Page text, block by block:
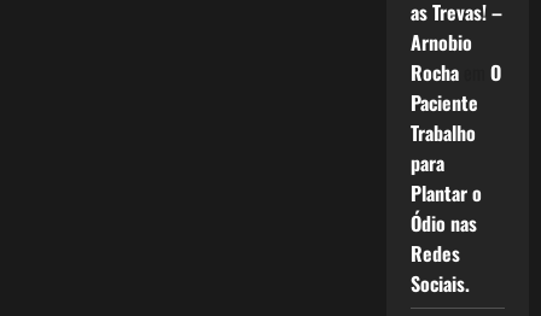
as Trevas! –
Arnobio
Rochaem O
Paciente
Trabalho
para
Plantar o
Ódio nas
Redes
Sociais.